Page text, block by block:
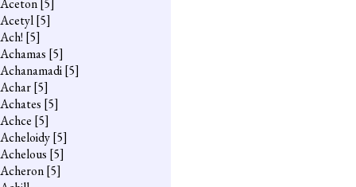
Aceton[5]
Acetyl[5]
Ach! [5]
Achamas [5]
Achanamadi[5]
Achar[5]
Achates [5]
Achce [5]
Acheloidy[5]
Achelous [5]
Acheron[5]